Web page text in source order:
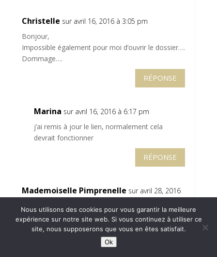
Christelle sur avril 16, 2016 à 3:05 pm
Bonjour,
Impossible également pour moi d’ouvrir le dossier….
Dommage….
RÉPONSE
Marina sur avril 16, 2016 à 6:17 pm
j’ai remis à jour le lien, normalement cela
devrait fonctionner
RÉPONSE
Mademoiselle Pimprenelle sur avril 28, 2016
Bonsoir,
je viens de trouver (un peu en retard…) votre super
lien, et étant un vrai panier percé (hum….) je pense
Nous utilisons des cookies pour vous garantir la meilleure
expérience sur notre site web. Si vous continuez à utiliser ce
site, nous supposerons que vous en êtes satisfait.
Ok